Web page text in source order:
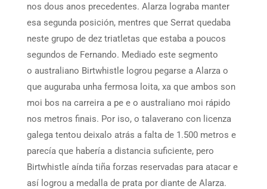
nos dous anos precedentes. Alarza lograba manter
esa segunda posición, mentres que Serrat quedaba
neste grupo de dez triatletas que estaba a poucos
segundos de Fernando. Mediado este segmento
o australiano Birtwhistle logrou pegarse a Alarza o
que auguraba unha fermosa loita, xa que ambos son
moi bos na carreira a pe e o australiano moi rápido
nos metros finais. Por iso, o talaverano con licenza
galega tentou deixalo atrás a falta de 1.500 metros e
parecía que habería a distancia suficiente, pero
Birtwhistle aínda tiña forzas reservadas para atacar e
así logrou a medalla de prata por diante de Alarza.